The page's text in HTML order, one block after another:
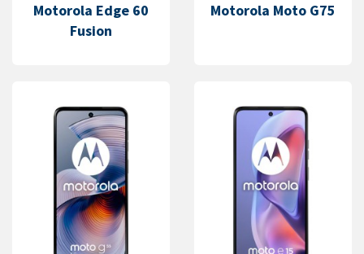
Motorola Edge 60
Fusion
Motorola Moto G75